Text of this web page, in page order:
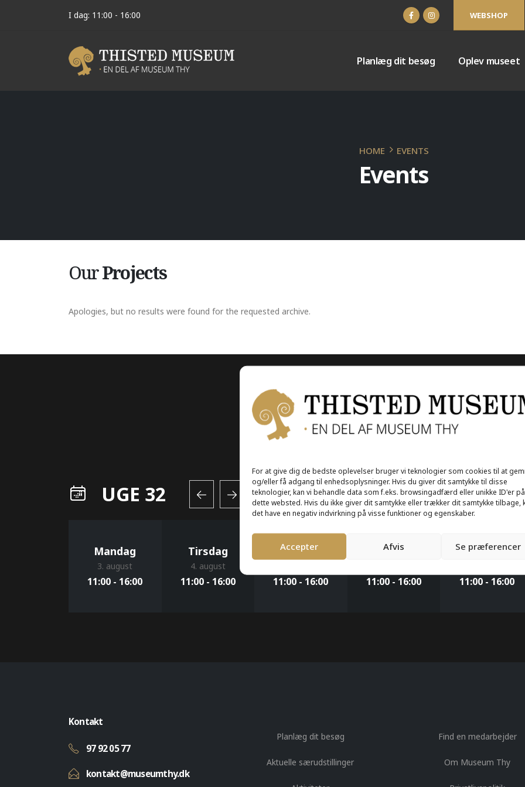
For at give dig de bedste oplevelser bruger vi teknologier som cookies til at
og/eller få adgang til enhedsoplysninger. Hvis du giver dit samtykke til disse
teknologier, kan vi behandle data som f.eks. browsingadfærd eller unikke ID'er på
dette websted. Hvis du ikke giver dit samtykke eller trækker dit samtykke tilbage,
det have en negativ indvirkning på visse funktioner og egenskaber.
Accepter Afvis Se præferencer
I dag: 11:00 - 16:00 WEBSHOP
Planlæg dit besøg Oplev museet
HOME EVENTS
Events
OurProjects
Apologies, but no results were found for the requested archive.
Åbningstider
UGE 32
Mandag
3. august
11:00 - 16:00
Tirsdag
4. august
11:00 - 16:00
Onsdag
11:00 - 16:00
Torsdag
11:00 - 16:00
Fredag
11:00 - 16:00
Kontakt
97 92 05 77
kontakt@museumthy.dk
Planlæg dit besøg
Aktuelle særudstillinger
Find en medarbejder
Om Museum Thy